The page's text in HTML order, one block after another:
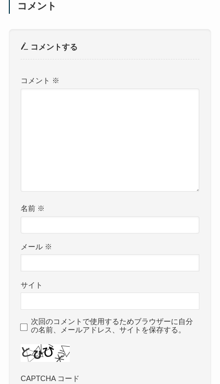
コメント
コメントする
コメント ※
名前 ※
メール ※
サイト
次回のコメントで使用するためブラウザーに自分
の名前、メールアドレス、サイトを保存する。
CAPTCHA コード